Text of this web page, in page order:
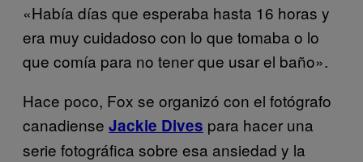
«Había días que esperaba hasta 16 horas y
era muy cuidadoso con lo que tomaba o lo
que comía para no tener que usar el baño».
Hace poco, Fox se organizó con el fotógrafo
canadiense Jackie Dives para hacer una
serie fotográfica sobre esa ansiedad y la